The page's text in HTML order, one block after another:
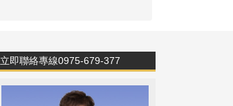
立即聯絡專線0975-679-377